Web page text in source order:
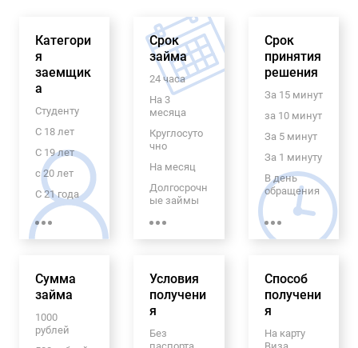
Категори
я
заемщик
а
Студенту
С 18 лет
С 19 лет
с 20 лет
С 21 года
Пенсионер
ам
Узбекистан
а
Для
граждан
Срок
займа
24 часа
На 3
месяца
Круглосуто
чно
На месяц
Долгосрочн
ые займы
На 6
С
ым
платежом
На 5
Срок
принятия
решения
За 15 минут
за 10 минут
За 5 минут
За 1 минуту
В день
обращения
Экспресс
займ
Сумма
займа
1000
рублей
Условия
получени
я
Без
Способ
получени
я
На карту